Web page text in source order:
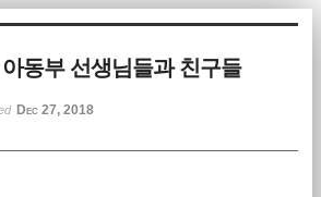
동부 선생님들과 친구들
Dec 27, 2018스케치북5